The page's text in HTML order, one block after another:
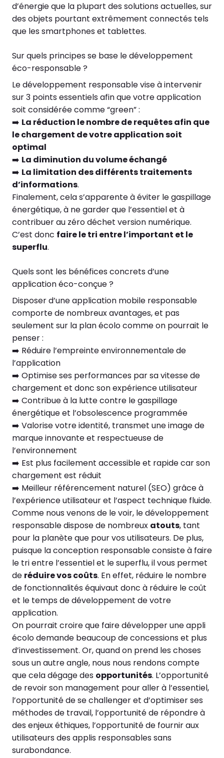
d’énergie que la plupart des solutions actuelles, sur
des objets pourtant extrêmement connectés tels
que les smartphones et tablettes.
Sur quels principes se base le développement
éco-responsable ?
Le développement responsable vise à intervenir
sur 3 points essentiels afin que votre application
soit considérée comme “green” :
➡️ La réduction le nombre de requêtes afin que
le chargement de votre application soit
optimal
➡️ La diminution du volume échangé
➡️ La limitation des différents traitements
d’informations.
Finalement, cela s’apparente à éviter le gaspillage
énergétique, à ne garder que l’essentiel et à
contribuer au zéro déchet version numérique.
C’est donc faire le tri entre l’important et le
superflu.
Quels sont les bénéfices concrets d’une
application éco-conçue ?
Disposer d’une application mobile responsable
comporte de nombreux avantages, et pas
seulement sur la plan écolo comme on pourrait le
penser :
➡️ Réduire l’empreinte environnementale de
l’application
➡️ Optimise ses performances par sa vitesse de
chargement et donc son expérience utilisateur
➡️ Contribue à la lutte contre le gaspillage
énergétique et l’obsolescence programmée
➡️ Valorise votre identité, transmet une image de
marque innovante et respectueuse de
l’environnement
➡️ Est plus facilement accessible et rapide car son
chargement est réduit
➡️ Meilleur référencement naturel (SEO) grâce à
l’expérience utilisateur et l’aspect technique fluide.
Comme nous venons de le voir, le développement
responsable dispose de nombreux atouts, tant
pour la planète que pour vos utilisateurs. De plus,
puisque la conception responsable consiste à faire
le tri entre l’essentiel et le superflu, il vous permet
de réduire vos coûts. En effet, réduire le nombre
de fonctionnalités équivaut donc à réduire le coût
et le temps de développement de votre
application.
On pourrait croire que faire développer une appli
écolo demande beaucoup de concessions et plus
d’investissement. Or, quand on prend les choses
sous un autre angle, nous nous rendons compte
que cela dégage des opportunités. L’opportunité
de revoir son management pour aller à l’essentiel,
l’opportunité de se challenger et d’optimiser ses
méthodes de travail, l’opportunité de répondre à
des enjeux éthiques, l’opportunité de fournir aux
utilisateurs des applis responsables sans
surabondance.